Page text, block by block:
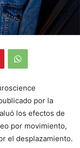
por la
los efectos de
por movimiento,
el desplazamiento.